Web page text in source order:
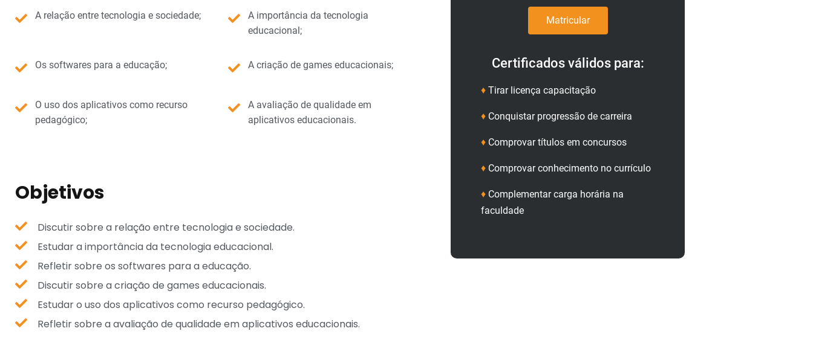
A relação entre tecnologia e sociedade;
A importância da tecnologia
educacional;
Os softwares para a educação; A criação de games educacionais;
O uso dos aplicativos como recurso
pedagógico;
A avaliação de qualidade em
aplicativos educacionais.
Objetivos
Discutir sobre a relação entre tecnologia e sociedade.
Estudar a importância da tecnologia educacional.
Refletir sobre os softwares para a educação.
Discutir sobre a criação de games educacionais.
Estudar o uso dos aplicativos como recurso pedagógico.
Refletir sobre a avaliação de qualidade em aplicativos educacionais.
Matricular
Certificados válidos para:
♦ Tirar licença capacitação
♦ Conquistar progressão de carreira
♦ Comprovar títulos em concursos
♦ Comprovar conhecimento no currículo
♦ Complementar carga horária na
faculdade